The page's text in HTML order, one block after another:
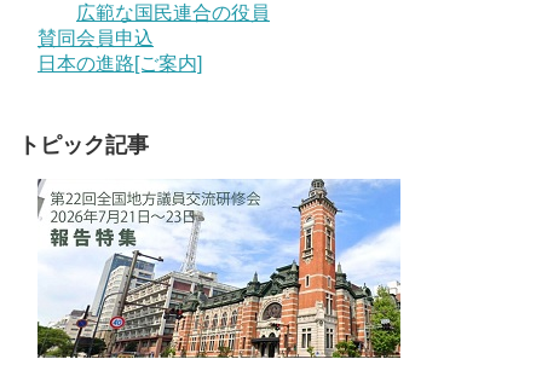
広範な国民連合の役員
賛同会員申込
日本の進路[ご案内]
トピック記事